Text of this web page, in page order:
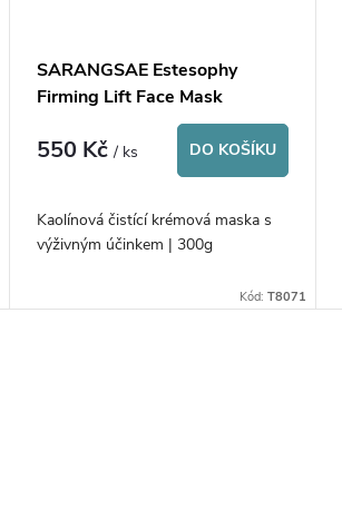
SARANGSAE Estesophy
Firming Lift Face Mask
550 Kč/ ks DO KOŠÍKU
Kaolínová čistící krémová maska s
výživným účinkem | 300g
Kód: T8071